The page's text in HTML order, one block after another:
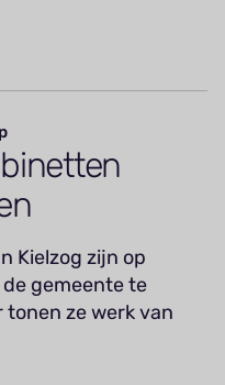
Kielzog zijn op
gemeente te
ze werk van